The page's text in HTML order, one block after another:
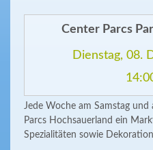
Center Parcs
Dienstag, 08.
Jede Woche am Samstag
Parcs Hochsauerland ein
Spezialitäten sowie